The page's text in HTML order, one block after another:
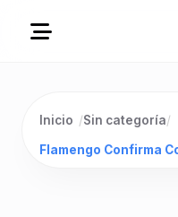
Inicio /Sin categoría/